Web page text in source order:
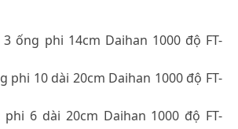
ống phi 14cm Daihan 1000 độ FT-
phi 10 dài 20cm Daihan 1000 độ FT-
6 dài 20cm Daihan 1000 độ FT-